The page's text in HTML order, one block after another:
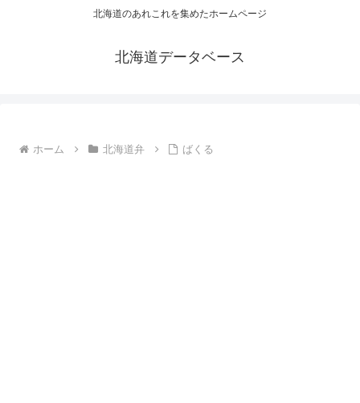
北海道のあれこれを集めたホームページ
北海道データベース
ホーム 北海道弁 ばくる